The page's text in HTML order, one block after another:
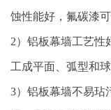
蚀性能好，氟碳漆可
2）铝板幕墙工艺性
工成平面、弧型和
3）铝板幕墙不易玷